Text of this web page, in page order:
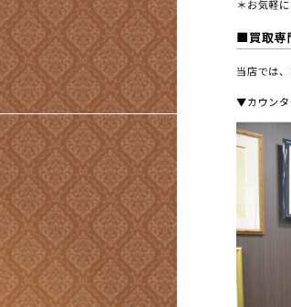
＊お気軽
■買取専
当店では
▼カウンタ